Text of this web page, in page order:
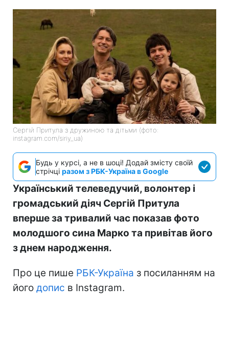
Сергій Притула з дружиною та дітьми (фото:
instagram.com/siriy_ua)
Будь у курсі, а не в шоці! Додай змісту своїй
стрічці разом з РБК-Україна в Google
Український телеведучий, волонтер і
громадський діяч Сергій Притула
вперше за тривалий час показав фото
молодшого сина Марко та привітав його
з днем народження.
Про це пише РБК-Україна з посиланням на
його допис в Instagram.